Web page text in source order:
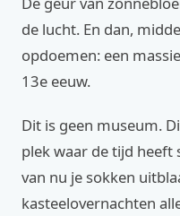
de lucht. En dan,
opdoemen: een
13e eeuw.
Dit is geen museum.
plek waar de tijd heeft
van nu je sokken
kasteelovernachten